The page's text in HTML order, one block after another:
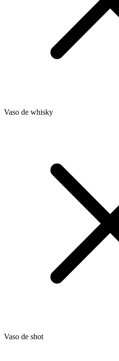
Vaso de whisky
Vaso de shot